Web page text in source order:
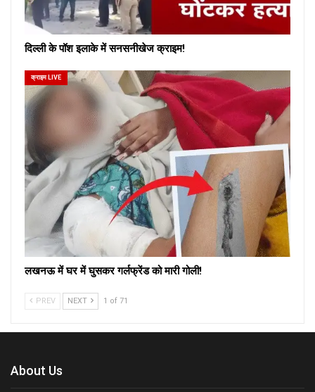
दिल्ली के पॉश इलाके में सनसनीखेज क्राइम!
क्राइम LIVE
लखनऊ में घर में घुसकर गर्लफ्रेंड को मारी गोली!
PREV NEXT 1 of 71
About Us